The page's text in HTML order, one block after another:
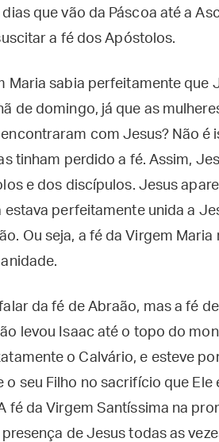
que vão da Páscoa até a
a fé dos Apóstolos.
Maria sabia perfeitamente que
de domingo, já que as
com Jesus? Não é
tinham perdido a fé. Assim,
e dos discípulos. Jesus
estava perfeitamente unida a
Ou seja, a fé da Virgem
da fé de Abraão, mas a fé
levou Isaac até o topo do
o Calvário, e esteve
seu Filho no sacrifício que Ele
fé da Virgem Santíssima na
de Jesus todas as